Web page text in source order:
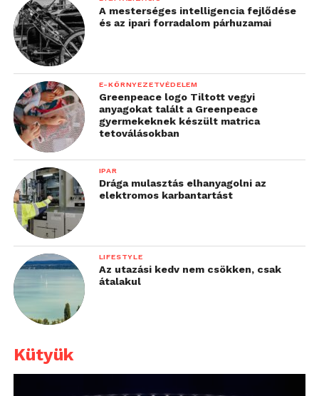
A mesterséges intelligencia fejlődése
és az ipari forradalom párhuzamai
E-KÖRNYEZETVÉDELEM
Greenpeace logo Tiltott vegyi
anyagokat talált a Greenpeace
gyermekeknek készült matrica
tetoválásokban
IPAR
Drága mulasztás elhanyagolni az
elektromos karbantartást
LIFESTYLE
Az utazási kedv nem csökken, csak
átalakul
Kütyük